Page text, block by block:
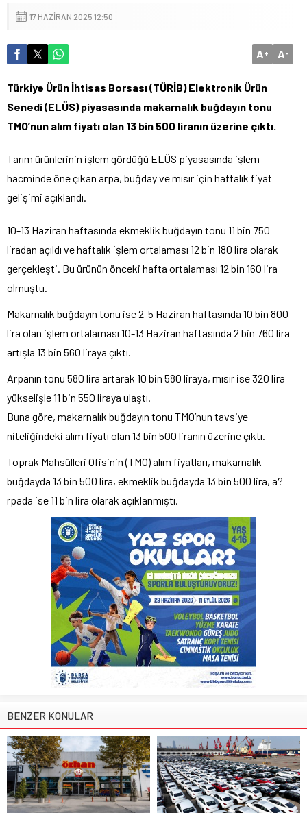
17 HAZIRAN 2025 12:50
A+ A-
Türkiye Ürün İhtisas Borsası (TÜRİB) Elektronik Ürün
Senedi (ELÜS) piyasasında makarnalık buğdayın tonu
TMO’nun alım fiyatı olan 13 bin 500 liranın üzerine çıktı.
Tarım ürünlerinin işlem gördüğü ELÜS piyasasında işlem
hacminde öne çıkan arpa, buğday ve mısır için haftalık fiyat
gelişimi açıklandı.
10-13 Haziran haftasında ekmeklik buğdayın tonu 11 bin 750
liradan açıldı ve haftalık işlem ortalaması 12 bin 180 lira olarak
gerçekleşti. Bu ürünün önceki hafta ortalaması 12 bin 160 lira
olmuştu.
Makarnalık buğdayın tonu ise 2-5 Haziran haftasında 10 bin 800
lira olan işlem ortalaması 10-13 Haziran haftasında 2 bin 760 lira
artışla 13 bin 560 liraya çıktı.
Arpanın tonu 580 lira artarak 10 bin 580 liraya, mısır ise 320 lira
yükselişle 11 bin 550 liraya ulaştı.
Buna göre, makarnalık buğdayın tonu TMO’nun tavsiye
niteliğindeki alım fiyatı olan 13 bin 500 liranın üzerine çıktı.
Toprak Mahsülleri Ofisinin (TMO) alım fiyatları, makarnalık
buğdayda 13 bin 500 lira, ekmeklik buğdayda 13 bin 500 lira, a?
rpada ise 11 bin lira olarak açıklanmıştı.
BENZER KONULAR